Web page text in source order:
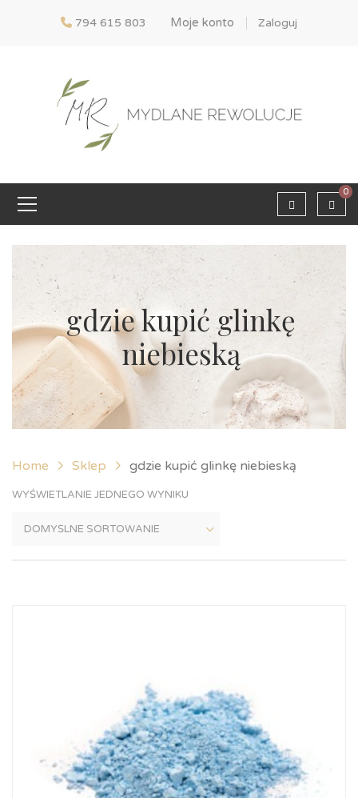
794 615 803 Moje konto Zaloguj
0
gdzie kupić glinkę
niebieską
Home Sklep gdzie kupić glinkę niebieską
WYŚWIETLANIE JEDNEGO WYNIKU